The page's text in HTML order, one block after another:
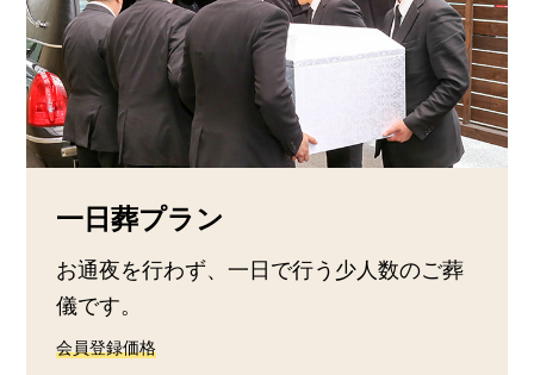
一日葬プラン
お通夜を行わず、一日で行う少人数のご葬
儀です。
会員登録価格